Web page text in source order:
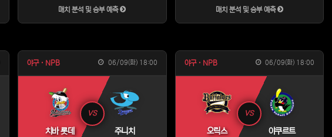
매치 분석 및 승부 예측 매치 분석 및 승부 예측
야구 · NPB 06/09(화) 18:00
치바 롯데
VS
주니치
야구 · NPB 06/09(화) 18:00
오릭스
VS
야쿠르트